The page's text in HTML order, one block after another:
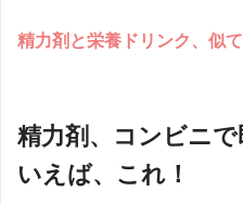
精力剤と栄養ドリンク、似
精力剤、コンビニ
いえば、これ！